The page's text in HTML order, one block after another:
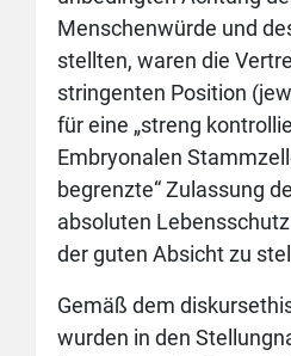
Menschenwürde und
stellten, waren die
stringenten Position
für eine „streng
Embryonalen
begrenzte“ Zulassung
absoluten
der guten Absicht zu
Gemäß dem
wurden in den